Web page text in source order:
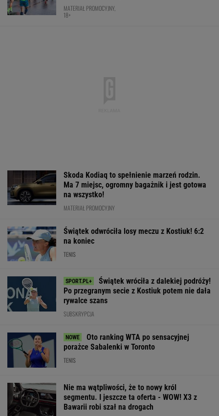
MATERIAŁ PROMOCYJNY,
18+
Skoda Kodiaq to spełnienie marzeń rodzin.
Ma 7 miejsc, ogromny bagażnik i jest gotowa
na wszystko!
MATERIAŁ PROMOCYJNY
Świątek odwróciła losy meczu z Kostiuk! 6:2
na koniec
TENIS
Świątek wróciła z dalekiej podróży!
Po przegranym secie z Kostiuk potem nie dała
rywalce szans
SUBSKRYPCJA
Oto ranking WTA po sensacyjnej
porażce Sabalenki w Toronto
TENIS
Nie ma wątpliwości, że to nowy król
segmentu. I jeszcze ta oferta - WOW! X3 z
Bawarii robi szał na drogach